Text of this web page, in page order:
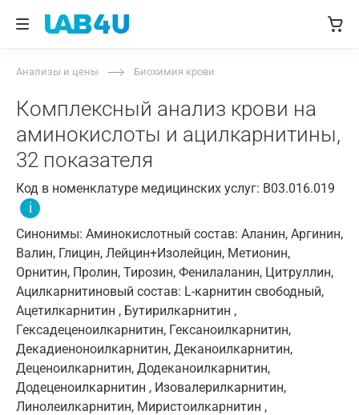
Анализы и цены Биохимия крови
Комплексный анализ крови на
аминокислоты и ацилкарнитины,
32 показателя
Код в номенклатуре медицинских услуг: B03.016.019
i
Синонимы: Аминокислотный состав: Аланин, Аргинин,
Валин, Глицин, Лейцин+Изолейцин, Метионин,
Орнитин, Пролин, Тирозин, Фенилаланин, Цитруллин,
Ацилкарнитиновый состав: L-карнитин свободный,
Ацетилкарнитин , Бутирилкарнитин ,
Гексадеценоилкарнитин, Гексаноилкарнитин,
Декадиеноноилкарнитин, Деканоилкарнитин,
Деценоилкарнитин, Додеканоилкарнитин,
Додеценоилкарнитин , Изовалерилкарнитин,
Линолеилкарнитин, Миристоилкарнитин ,